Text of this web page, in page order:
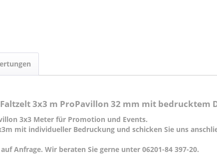
3x3 m ProPavillon 32 mm mit bedrucktem
3x3 Meter für Promotion und Events.
mit individueller Bedruckung und schicken Sie uns
Anfrage. Wir beraten Sie gerne unter 06201-84 397-20.